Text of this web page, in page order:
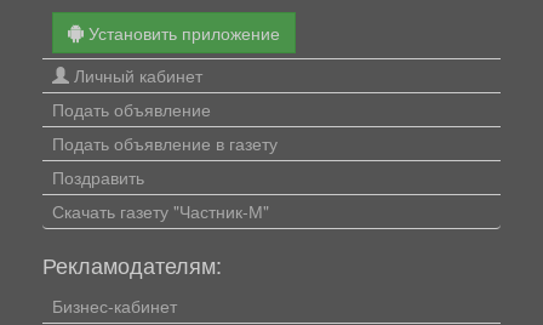
Установить приложение
Личный кабинет
Подать объявление
Подать объявление в газету
Поздравить
Скачать газету "Частник-М"
Рекламодателям:
Бизнес-кабинет